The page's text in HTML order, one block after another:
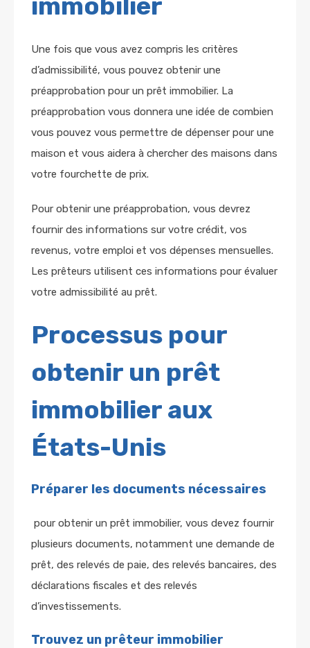
Une fois que vous avez compris les critères
d’admissibilité, vous pouvez obtenir une
préapprobation pour un prêt immobilier. La
préapprobation vous donnera une idée de combien
vous pouvez vous permettre de dépenser pour une
maison et vous aidera à chercher des maisons dans
votre fourchette de prix.
Pour obtenir une préapprobation, vous devrez
fournir des informations sur votre crédit, vos
revenus, votre emploi et vos dépenses mensuelles.
Les prêteurs utilisent ces informations pour évaluer
votre admissibilité au prêt.
Processus pour
obtenir un prêt
immobilier aux
États-Unis
Préparer les documents nécessaires
pour obtenir un prêt immobilier, vous devez fournir
plusieurs documents, notamment une demande de
prêt, des relevés de paie, des relevés bancaires, des
déclarations fiscales et des relevés
d’investissements.
Trouvez un prêteur immobilier